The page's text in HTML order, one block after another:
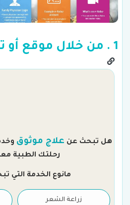
1 . من خلال موقع أو تطبيق e–Nabız
هل تبحث عن علاج موثوق
رحلتك الطبية
مانوع الخدمة التي
زراعة الشعر